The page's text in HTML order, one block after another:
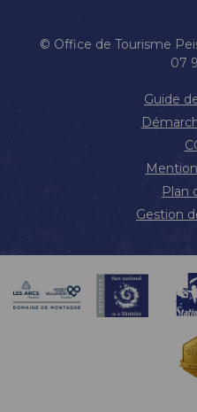
© Office de Tourisme
07
Guide
Plan
Gestion